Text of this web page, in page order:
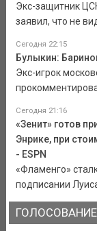
Экс-защитник
заявил, что не
Сегодня 22:15
Булыкин:
Экс-игрок
Сегодня 21:16
«Зенит» готов
Энрике, при
- ESPN
«Фламенго»
подписании
ГОЛОСОВАНИЕ